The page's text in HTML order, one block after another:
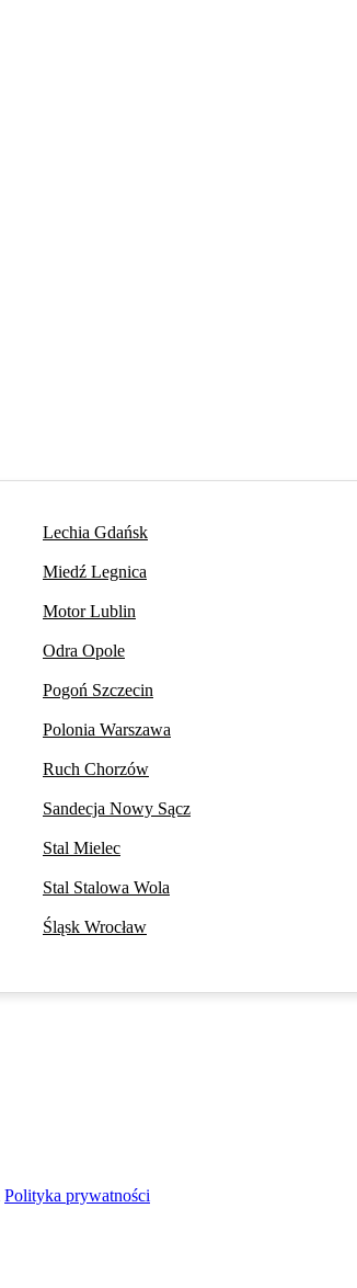
Lechia Gdańsk
Miedź Legnica
Motor Lublin
Odra Opole
Pogoń Szczecin
Polonia Warszawa
Ruch Chorzów
Sandecja Nowy Sącz
Stal Mielec
Stal Stalowa Wola
Śląsk Wrocław
Polityka prywatności